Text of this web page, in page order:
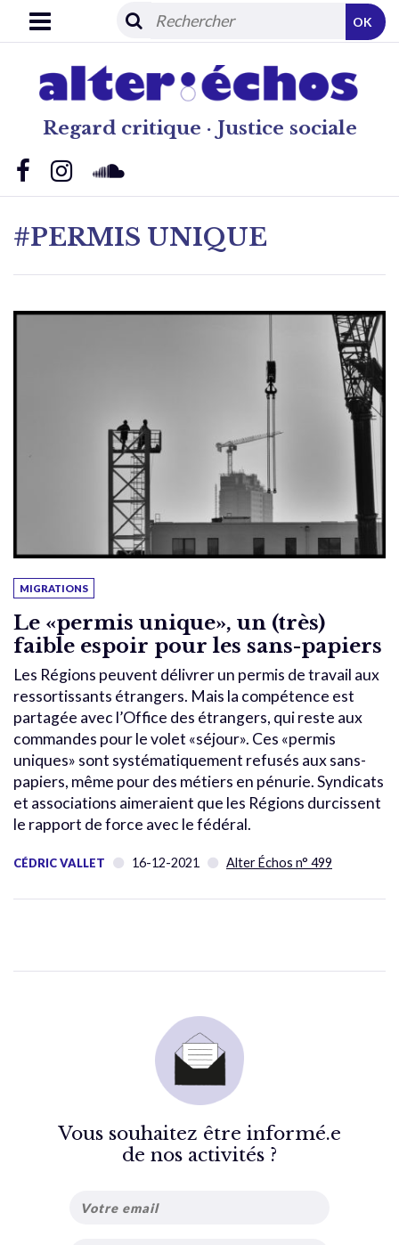
Regard critique · Justice sociale
OK
#PERMIS UNIQUE
MIGRATIONS
Le «permis unique», un (très)
faible espoir pour les sans-papiers
Les Régions peuvent délivrer un permis de travail aux
ressortissants étrangers. Mais la compétence est
partagée avec l’Office des étrangers, qui reste aux
commandes pour le volet «séjour». Ces «permis
uniques» sont systématiquement refusés aux sans-
papiers, même pour des métiers en pénurie. Syndicats
et associations aimeraient que les Régions durcissent
le rapport de force avec le fédéral.
CÉDRIC VALLET 16-12-2021 Alter Échos n° 499
Vous souhaitez être informé.e
de nos activités ?